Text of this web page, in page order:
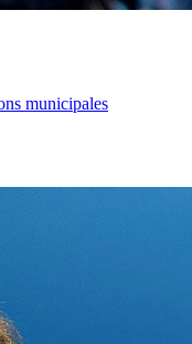
municipales